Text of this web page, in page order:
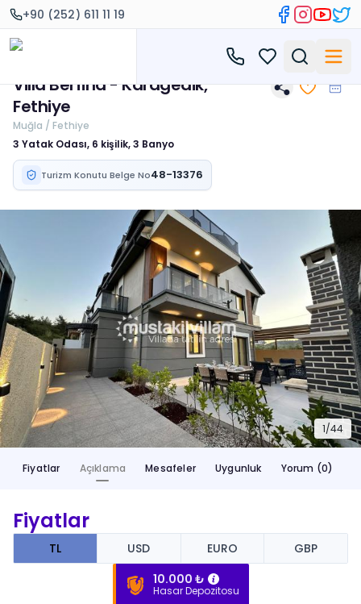
+90 (252) 611 11 19
Villa Berfina - Karagedik,
Fethiye
Muğla / Fethiye
3 Yatak Odası, 6 kişilik, 3 Banyo
Turizm Konutu Belge No48-13376
1/44
Fiyatlar Açıklama Mesafeler Uygunluk Yorum (0)
Fiyatlar
TL USD EURO
GBP
10.000 ₺
Hasar Depozitosu